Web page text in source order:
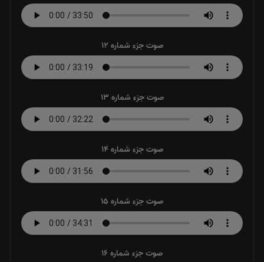
صوت جزء شماره 12
صوت جزء شماره 13
صوت جزء شماره 14
صوت جزء شماره 15
صوت جزء شماره 16